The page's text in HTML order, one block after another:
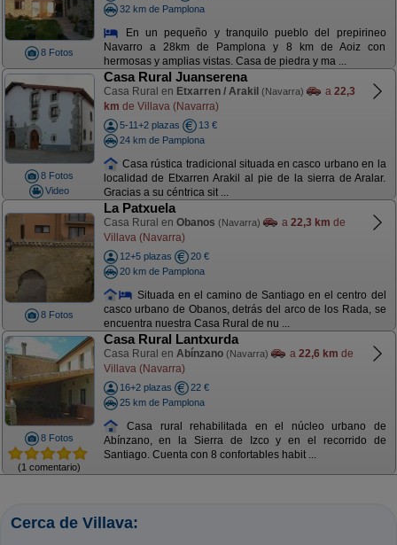
8 Fotos
32 km de Pamplona
En un pequeño y tranquilo pueblo del prepirineo
Navarro a 28km de Pamplona y 8 km de Aoiz con
hermosas y amplias vistas. Casa de piedra y ma ...
8 Fotos
Video
Casa Rural Juanserena
Casa Rural en Etxarren / Arakil (Navarra) a 22,3
km de Villava (Navarra)
5-11+2 plazas
13 €
24 km de Pamplona
Casa rústica tradicional situada en casco urbano en la
localidad de Etxarren Arakil al pie de la sierra de Aralar.
Gracias a su céntrica sit ...
8 Fotos
La Patxuela
Casa Rural en Obanos (Navarra) a 22,3 km de
Villava (Navarra)
12+5 plazas
20 €
20 km de Pamplona
Situada en el camino de Santiago en el centro del
casco urbano de Obanos, detrás del arco de los Rada, se
encuentra nuestra Casa Rural de nu ...
8 Fotos
(1 comentario)
Casa Rural Lantxurda
Casa Rural en Abínzano (Navarra) a 22,6 km de
Villava (Navarra)
16+2 plazas
22 €
25 km de Pamplona
Casa rural rehabilitada en el núcleo urbano de
Abínzano, en la Sierra de Izco y en el recorrido de
Santiago. Cuenta con 8 confortables habit ...
Cerca de Villava: